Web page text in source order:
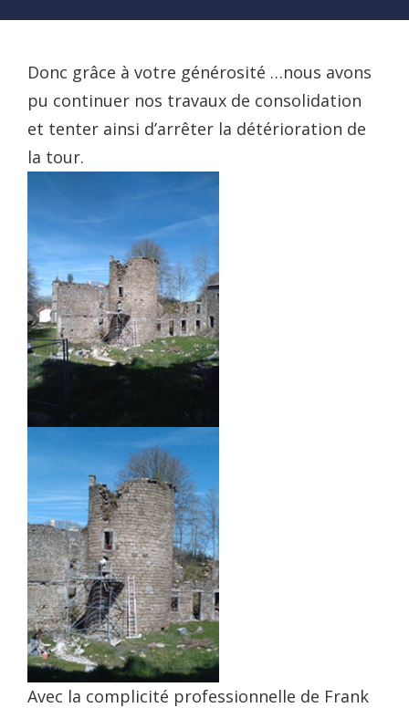
Donc grâce à votre générosité …nous avons
pu continuer nos travaux de consolidation
et tenter ainsi d’arrêter la détérioration de
la tour.
Avec la complicité professionnelle de Frank